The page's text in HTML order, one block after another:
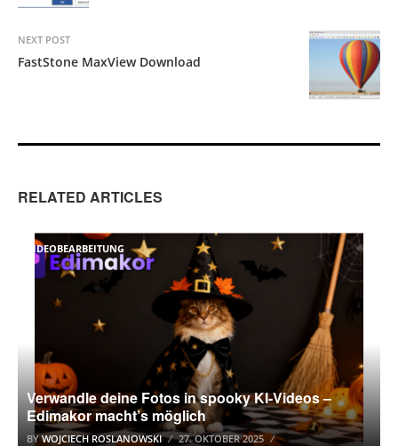
NEXT POST
FastStone MaxView Download
RELATED ARTICLES
VIDEOBEARBEITUNG
Verwandle deine Fotos in spooky KI-Videos –
Edimakor macht’s möglich
BYWOJCIECH ROSLANOWSKI 27. OKTOBER 2025